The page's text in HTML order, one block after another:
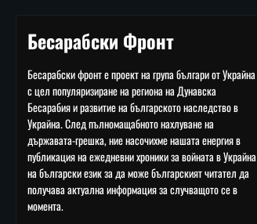
Бесарабски Фронт
Бесарабски фронт е проект на група българи от Украйна
с цел популяризиране на региона на Дунавска
Бесарабия и развитие на българското наследство в
Украйна. След пълномащабното нахлуване на
държавата-грешка, ние насочихме нашата енергия в
публикация на ежедневни хроники за войната в Украйна
на български език за да може българският читател да
получава актуална информация за случващото се в
момента.